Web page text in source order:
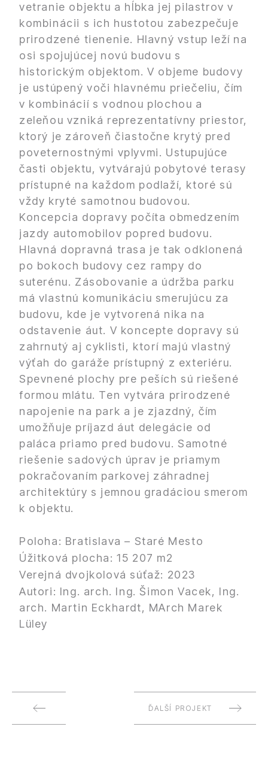
vetranie objektu a hĺbka jej pilastrov v
kombinácii s ich hustotou zabezpečuje
prirodzené tienenie. Hlavný vstup leží na
osi spojujúcej novú budovu s
historickým objektom. V objeme budovy
je ustúpený voči hlavnému priečeliu, čím
v kombinácií s vodnou plochou a
zeleňou vzniká reprezentatívny priestor,
ktorý je zároveň čiastočne krytý pred
poveternostnými vplyvmi. Ustupujúce
časti objektu, vytvárajú pobytové terasy
prístupné na každom podlaží, ktoré sú
vždy kryté samotnou budovou.
Koncepcia dopravy počíta obmedzením
jazdy automobilov popred budovu.
Hlavná dopravná trasa je tak odklonená
po bokoch budovy cez rampy do
suterénu. Zásobovanie a údržba parku
má vlastnú komunikáciu smerujúcu za
budovu, kde je vytvorená nika na
odstavenie áut. V koncepte dopravy sú
zahrnutý aj cyklisti, ktorí majú vlastný
výťah do garáže prístupný z exteriéru.
Spevnené plochy pre peších sú riešené
formou mlátu. Ten vytvára prirodzené
napojenie na park a je zjazdný, čím
umožňuje príjazd áut delegácie od
paláca priamo pred budovu. Samotné
riešenie sadových úprav je priamym
pokračovaním parkovej záhradnej
architektúry s jemnou gradáciou smerom
k objektu.
Poloha: Bratislava – Staré Mesto
Úžitková plocha: 15 207 m2
Verejná dvojkolová súťaž: 2023
Autori: Ing. arch. Ing. Šimon Vacek, Ing.
arch. Martin Eckhardt, MArch Marek
Lüley
ĎALŠÍ PROJEKT